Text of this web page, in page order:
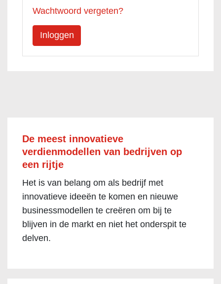
Wachtwoord vergeten?
De meest innovatieve
verdienmodellen van bedrijven op
een rijtje
Het is van belang om als bedrijf met
innovatieve ideeën te komen en nieuwe
businessmodellen te creëren om bij te
blijven in de markt en niet het onderspit te
delven.